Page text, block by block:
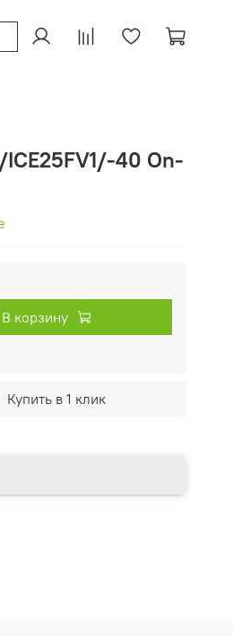
ICE25FV1/-40 On-
В корзину
Купить в 1 клик